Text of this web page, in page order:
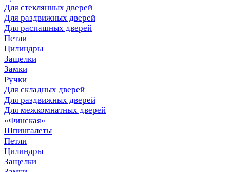
Для стеклянных дверей
Для раздвижных дверей
Для распашных дверей
Петли
Цилиндры
Защелки
Замки
Ручки
Для складных дверей
Для раздвижных дверей
Для межкомнатных дверей
«Финская»
Шпингалеты
Петли
Цилиндры
Защелки